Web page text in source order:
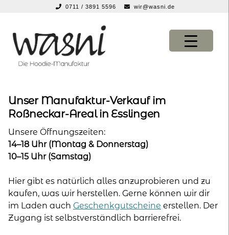
0711 / 3891 5596 wir@wasni.de
Navigation
springen
Inhalt
springen
service
SHOP
über uns
service
suche
Unser Manufaktur-Verkauf im
Roßneckar-Areal in Esslingen
Unsere Öffnungszeiten:
14–18 Uhr (Montag & Donnerstag)
10–15 Uhr (Samstag)
Hier gibt es natürlich alles anzuprobieren und zu
kaufen, was wir herstellen. Gerne können wir dir
im Laden auch Geschenkgutscheine erstellen. Der
Zugang ist selbstverständlich barrierefrei.